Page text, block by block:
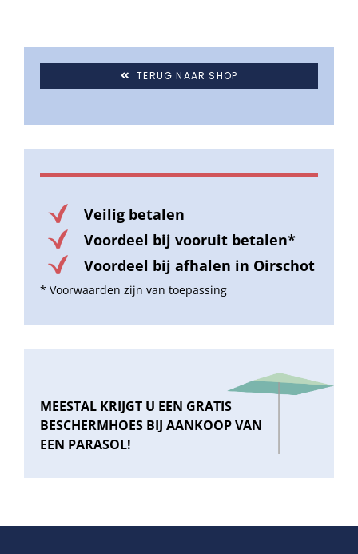
Glatz stofstalen collectie Sampleboeken
Onze merken
TERUG NAAR SHOP
Veilig betalen
Voordeel bij vooruit betalen*
Voordeel bij afhalen in Oirschot
* Voorwaarden zijn van toepassing
MEESTAL KRIJGT U EEN GRATIS
BESCHERMHOES BIJ AANKOOP VAN
EEN PARASOL!